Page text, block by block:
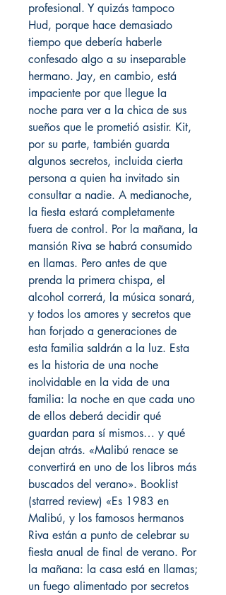
profesional. Y quizás tampoco
Hud, porque hace demasiado
tiempo que debería haberle
confesado algo a su inseparable
hermano. Jay, en cambio, está
impaciente por que llegue la
noche para ver a la chica de sus
sueños que le prometió asistir. Kit,
por su parte, también guarda
algunos secretos, incluida cierta
persona a quien ha invitado sin
consultar a nadie. A medianoche,
la fiesta estará completamente
fuera de control. Por la mañana, la
mansión Riva se habrá consumido
en llamas. Pero antes de que
prenda la primera chispa, el
alcohol correrá, la música sonará,
y todos los amores y secretos que
han forjado a generaciones de
esta familia saldrán a la luz. Esta
es la historia de una noche
inolvidable en la vida de una
familia: la noche en que cada uno
de ellos deberá decidir qué
guardan para sí mismos… y qué
dejan atrás. «Malibú renace se
convertirá en uno de los libros más
buscados del verano». Booklist
(starred review) «Es 1983 en
Malibú, y los famosos hermanos
Riva están a punto de celebrar su
fiesta anual de final de verano. Por
la mañana: la casa está en llamas;
un fuego alimentado por secretos